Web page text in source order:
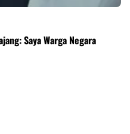
Saya Warga Negara